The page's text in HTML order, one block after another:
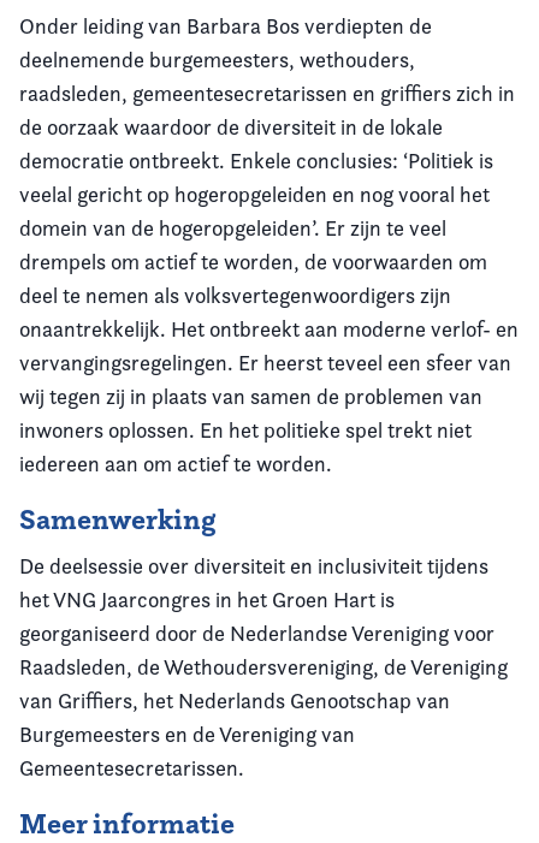
Onder leiding van Barbara Bos verdiepten de
deelnemende burgemeesters, wethouders,
raadsleden, gemeentesecretarissen en griffiers zich in
de oorzaak waardoor de diversiteit in de lokale
democratie ontbreekt. Enkele conclusies: ‘Politiek is
veelal gericht op hogeropgeleiden en nog vooral het
domein van de hogeropgeleiden’. Er zijn te veel
drempels om actief te worden, de voorwaarden om
deel te nemen als volksvertegenwoordigers zijn
onaantrekkelijk. Het ontbreekt aan moderne verlof- en
vervangingsregelingen. Er heerst teveel een sfeer van
wij tegen zij in plaats van samen de problemen van
inwoners oplossen. En het politieke spel trekt niet
iedereen aan om actief te worden.
Samenwerking
De deelsessie over diversiteit en inclusiviteit tijdens
het VNG Jaarcongres in het Groen Hart is
georganiseerd door de Nederlandse Vereniging voor
Raadsleden, de Wethoudersvereniging, de Vereniging
van Griffiers, het Nederlands Genootschap van
Burgemeesters en de Vereniging van
Gemeentesecretarissen.
Meer informatie